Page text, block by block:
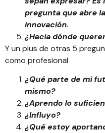
pregunta que abre
innovación.
¿Hacia dónde
Y un plus de otras 5
como profesional
¿Qué parte de mi
mismo?
¿Aprendo lo
¿Influyo?
¿Qué estoy